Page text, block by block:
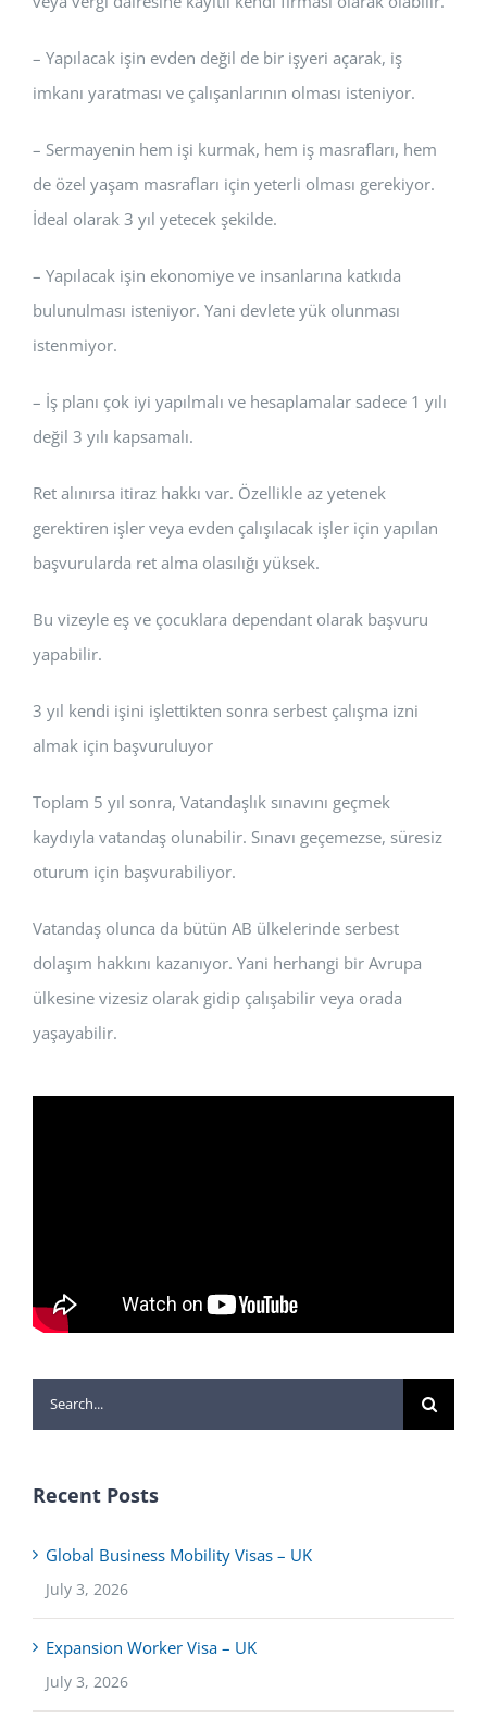
– Yapılacak işin evden değil de bir işyeri açarak, iş
imkanı yaratması ve çalışanlarının olması isteniyor.
– Sermayenin hem işi kurmak, hem iş masrafları, hem
de özel yaşam masrafları için yeterli olması gerekiyor.
İdeal olarak 3 yıl yetecek şekilde.
– Yapılacak işin ekonomiye ve insanlarına katkıda
bulunulması isteniyor. Yani devlete yük olunması
istenmiyor.
– İş planı çok iyi yapılmalı ve hesaplamalar sadece 1 yılı
değil 3 yılı kapsamalı.
Ret alınırsa itiraz hakkı var. Özellikle az yetenek
gerektiren işler veya evden çalışılacak işler için yapılan
başvurularda ret alma olasılığı yüksek.
Bu vizeyle eş ve çocuklara dependant olarak başvuru
yapabilir.
3 yıl kendi işini işlettikten sonra serbest çalışma izni
almak için başvuruluyor
Toplam 5 yıl sonra, Vatandaşlık sınavını geçmek
kaydıyla vatandaş olunabilir. Sınavı geçemezse, süresiz
oturum için başvurabiliyor.
Vatandaş olunca da bütün AB ülkelerinde serbest
dolaşım hakkını kazanıyor. Yani herhangi bir Avrupa
ülkesine vizesiz olarak gidip çalışabilir veya orada
yaşayabilir.
Search
for:
Recent Posts
Global Business Mobility Visas – UK
July 3, 2026
Expansion Worker Visa – UK
July 3, 2026